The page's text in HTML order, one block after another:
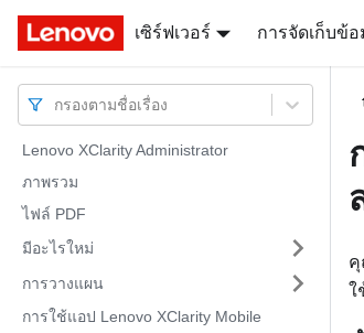
Docs
เซิร์ฟเวอร์ การจัดเก็บข้
Docs
กรองตามชื่อเรื่อง
Lenovo XClarity Administrator
ภาพรวม
ไฟล์ PDF
มีอะไรใหม่
การวางแผน
การใช้แอป Lenovo XClarity Mobile
คุ
ใ